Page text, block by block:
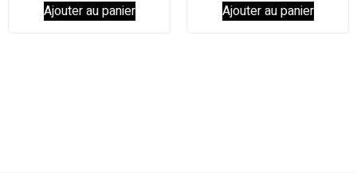
Ajouter au panier Ajouter au panier